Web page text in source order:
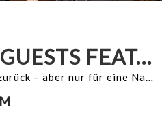
THE SPECIAL GUESTS FEAT. WILLIE OCEAN
Berlins Ska-Band Nr. 1 ist zurück – aber nur für eine Nacht